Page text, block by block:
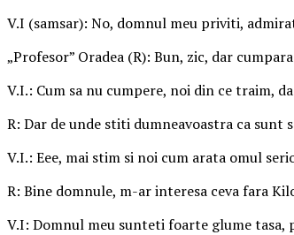
V.I (samsar): No, domnul meu priviti,
„Profesor” Oradea (R): Bun, zic, dar
V.I.: Cum sa nu cumpere, noi din ce traim,
R: Dar de unde stiti dumneavoastra ca sunt
V.I.: Eee, mai stim si noi cum arata omul
R: Bine domnule, m-ar interesa ceva fara
V.I: Domnul meu sunteti foarte glume tasa,